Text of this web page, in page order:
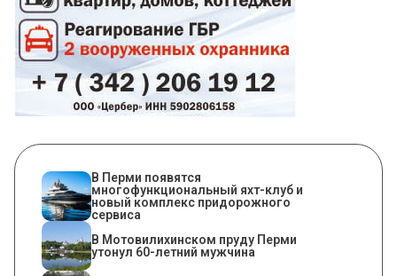
В Перми появятся
многофункциональный яхт-клуб и
новый комплекс придорожного
сервиса
В Мотовилихинском пруду Перми
утонул 60-летний мужчина